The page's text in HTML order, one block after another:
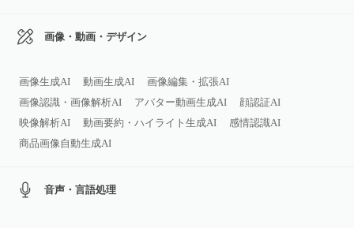
画像・動画・デザイン
画像生成AI 動画生成AI
画像編集・拡張AI
画像認識・画像解析AI
アバター動画生成AI
顔認証AI
映像解析AI
動画要約・ハイライト生成AI
感情認識AI
商品画像自動生成AI
音声・言語処理